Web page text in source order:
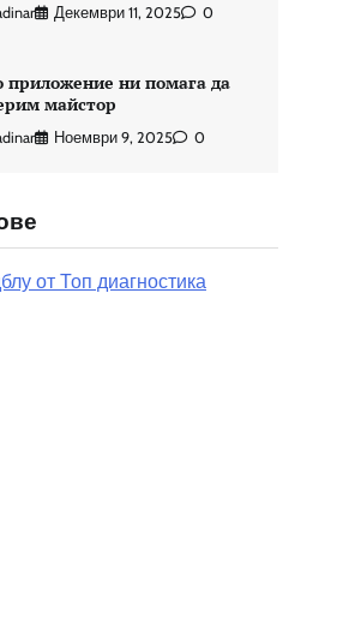
Декември 11, 2025 0
приложение ни помага да
майстор
Ноември 9, 2025 0
от Топ диагностика